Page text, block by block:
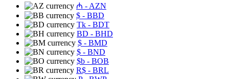
₼ - AZN
$ - BBD
Tk - BDT
BD - BHD
$ - BMD
$ - BND
$b - BOB
R$ - BRL